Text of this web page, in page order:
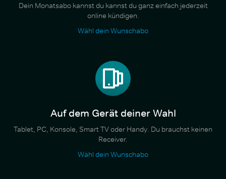
Dein Monatsabo kannst du kannst du ganz einfach jederzeit
online kündigen.
Wähl dein Wunschabo
Auf dem Gerät deiner Wahl
Tablet, PC, Konsole, Smart TV oder Handy. Du brauchst keinen
Receiver.
Wähl dein Wunschabo